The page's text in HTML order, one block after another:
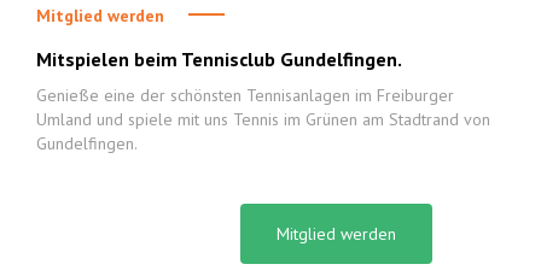
Mitglied werden
Mitspielen beim Tennisclub Gundelfingen.
Genieße eine der schönsten Tennisanlagen im Freiburger
Umland und spiele mit uns Tennis im Grünen am Stadtrand von
Gundelfingen.
Mitglied werden